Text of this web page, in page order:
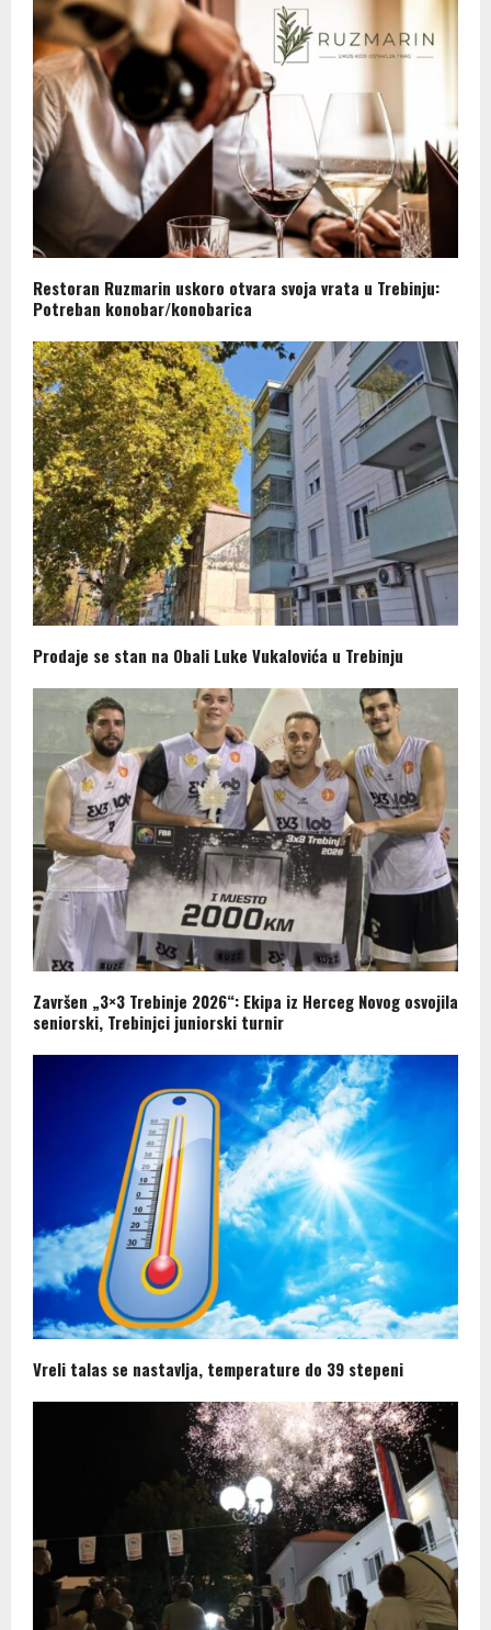
Restoran Ruzmarin uskoro otvara svoja vrata u Trebinju:
Potreban konobar/konobarica
Prodaje se stan na Obali Luke Vukalovića u Trebinju
Završen „3×3 Trebinje 2026“: Ekipa iz Herceg Novog osvojila
seniorski, Trebinjci juniorski turnir
Vreli talas se nastavlja, temperature do 39 stepeni